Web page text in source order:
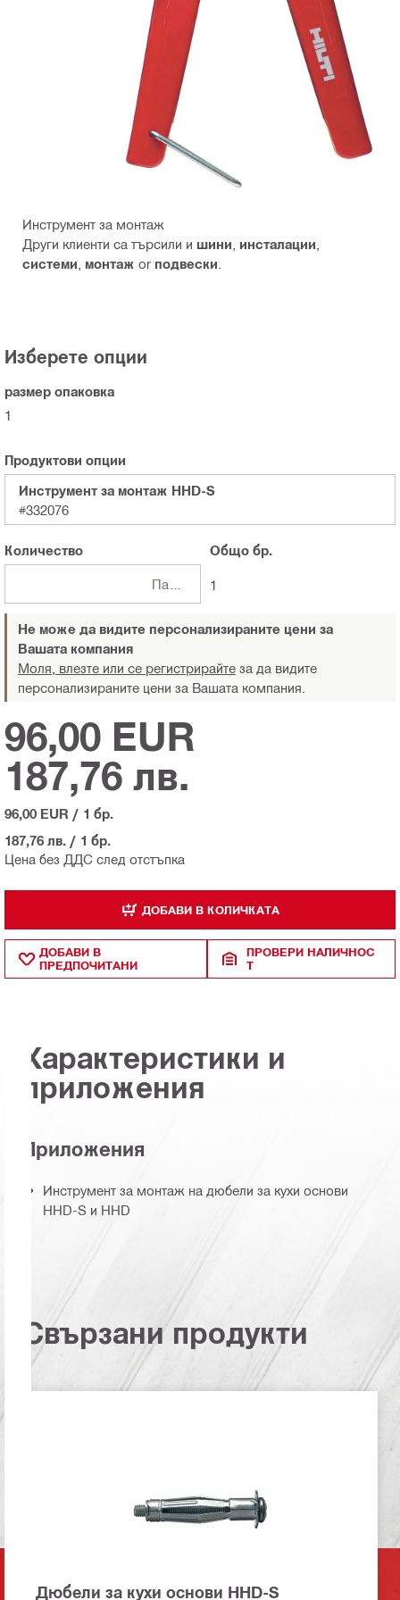
Инструмент за монтаж
Други клиенти са търсили и шини инсталации
системи монтаж or подвески
Изберете опции
размер опаковка
1
Продуктови опции
Инструмент за монтаж HHD-S
#332076
Количество Общо бр.
1
Не може да видите персонализираните цени за
Вашата компания
Моля, влезте или се регистрирайте за да видите
персонализираните цени за Вашата компания.
Цена без ДДС след отстъпка
96,00 EUR
187,76 лв.
96,00 EUR / 1 бр.
187,76 лв. / 1 бр.
ДОБАВИ В КОЛИЧКАТА
ДОБАВИ В
ПРЕДПОЧИТАНИ
ПРОВЕРИ НАЛИЧНОС
Т
Характеристики и
приложения
Приложения
Инструмент за монтаж на дюбели за кухи основи
HHD-S и HHD
Свързани продукти
Дюбели за кухи основи HHD-S